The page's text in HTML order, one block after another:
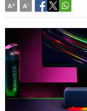
A+ A-